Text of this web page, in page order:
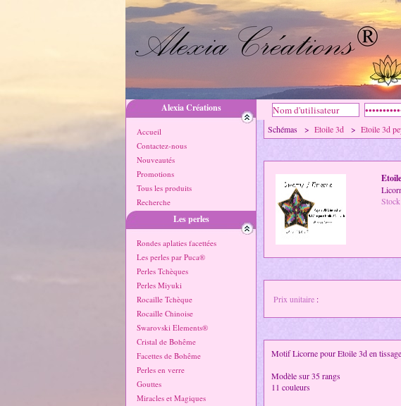
Alexia Créations
Accueil
Contactez-nous
Nouveautés
Promotions
Tous les produits
Recherche
Les perles
Rondes aplaties facettées
Les perles par Puca®
Perles Tchèques
Perles Miyuki
Rocaille Tchèque
Rocaille Chinoise
Swarovski Elements®
Cristal de Bohême
Facettes de Bohême
Perles en verre
Gouttes
Miracles et Magiques
Schémas > Etoile 3d > Etoile 3d
Stock
Prix unitaire :
Motif Licorne pour Etoile 3d en
Modèle sur 35 rangs
11 couleurs